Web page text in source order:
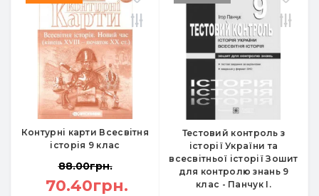
Контурні карти Всесвітня
історія 9 клас
88.00грн.
70.40грн.
Тестовий контроль з
історії України та
всесвітньої історії Зошит
для контролю знань 9
клас - Панчук І.